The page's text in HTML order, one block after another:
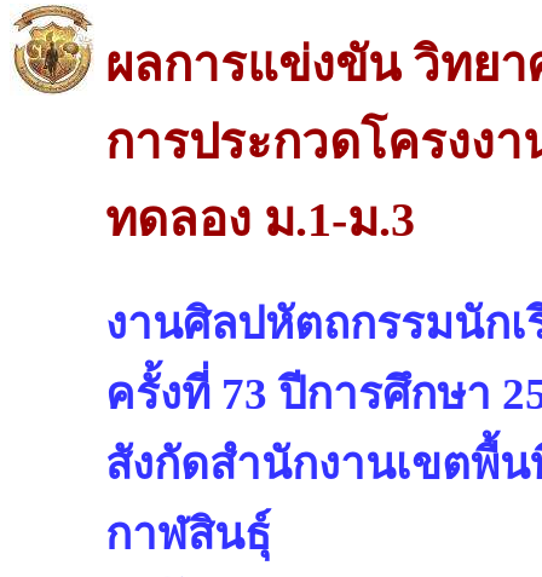
ผลการแข่งขัน วิทย
การประกวดโครงง
ทดลอง ม.1-ม.3
งานศิลปหัตถกรรมนัก
ครั้งที่ 73 ปีการศึกษา
สังกัดสำนักงานเขตพื้
กาฬสินธุ์